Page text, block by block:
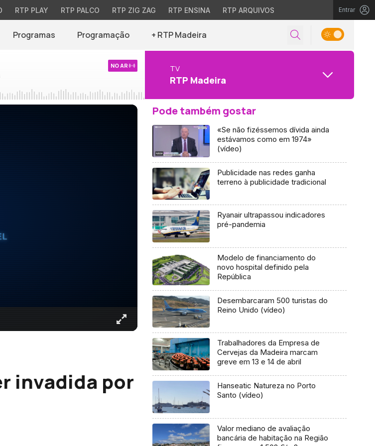
RTP PLAY RTP PALCO RTP ZIG ZAG RTP ENSINA RTP ARQUIVOS Entrar
Programas Programação + RTP Madeira
NO AR TV
RTP Madeira
invadida por
Pode também gostar
«Se não fizéssemos dívida ainda
estávamos como em 1974»
(vídeo)
Publicidade nas redes ganha
terreno à publicidade tradicional
Ryanair ultrapassou indicadores
pré-pandemia
Modelo de financiamento do
novo hospital definido pela
República
Desembarcaram 500 turistas do
Reino Unido (vídeo)
Trabalhadores da Empresa de
Cervejas da Madeira marcam
greve em 13 e 14 de abril
Hanseatic Natureza no Porto
Santo (vídeo)
Valor mediano de avaliação
bancária de habitação na Região